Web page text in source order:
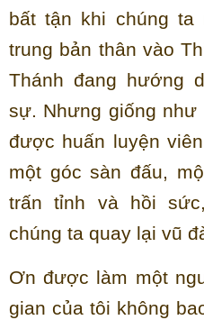
bất tận khi chúng ta
trung bản thân vào
Thánh đang hướng
sự. Nhưng giống
được huấn luyện
một góc sàn đấu,
trấn tỉnh và hồi
chúng ta quay lại vũ
Ơn được làm một
gian của tôi không